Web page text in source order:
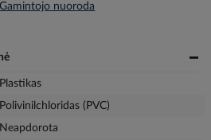
Gamintojo nuoroda
Plastikas
Polivinilchloridas (PVC)
Neapdorota